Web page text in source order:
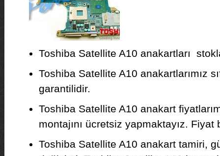
Toshiba Satellite A10 anakartları
Toshiba Satellite A10 anakartlarımız
garantilidir.
Toshiba Satellite A10 anakart
montajını ücretsiz yapmaktayız. Fiyat
Toshiba Satellite A10 anakart tamiri,